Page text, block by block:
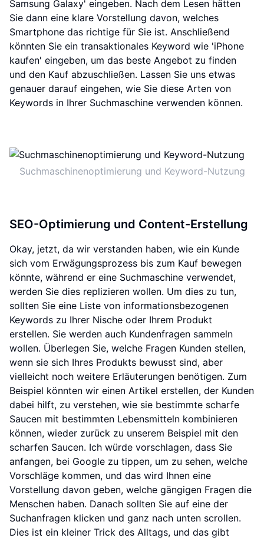
Samsung Galaxy' eingeben. Nach dem Lesen hätten
Sie dann eine klare Vorstellung davon, welches
Smartphone das richtige für Sie ist. Anschließend
könnten Sie ein transaktionales Keyword wie 'iPhone
kaufen' eingeben, um das beste Angebot zu finden
und den Kauf abzuschließen. Lassen Sie uns etwas
genauer darauf eingehen, wie Sie diese Arten von
Keywords in Ihrer Suchmaschine verwenden können.
Suchmaschinenoptimierung und Keyword-Nutzung
SEO-Optimierung und Content-Erstellung
Okay, jetzt, da wir verstanden haben, wie ein Kunde
sich vom Erwägungsprozess bis zum Kauf bewegen
könnte, während er eine Suchmaschine verwendet,
werden Sie dies replizieren wollen. Um dies zu tun,
sollten Sie eine Liste von informationsbezogenen
Keywords zu Ihrer Nische oder Ihrem Produkt
erstellen. Sie werden auch Kundenfragen sammeln
wollen. Überlegen Sie, welche Fragen Kunden stellen,
wenn sie sich Ihres Produkts bewusst sind, aber
vielleicht noch weitere Erläuterungen benötigen. Zum
Beispiel könnten wir einen Artikel erstellen, der Kunden
dabei hilft, zu verstehen, wie sie bestimmte scharfe
Saucen mit bestimmten Lebensmitteln kombinieren
können, wieder zurück zu unserem Beispiel mit den
scharfen Saucen. Ich würde vorschlagen, dass Sie
anfangen, bei Google zu tippen, um zu sehen, welche
Vorschläge kommen, und das wird Ihnen eine
Vorstellung davon geben, welche gängigen Fragen die
Menschen haben. Danach sollten Sie auf eine der
Suchanfragen klicken und ganz nach unten scrollen.
Dies ist ein kleiner Trick des Alltags, und das gibt